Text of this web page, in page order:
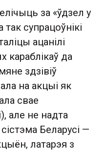
за «ўдзел у
так супрацоўнікі
ацанілі
караблікаў да
здзівіў
на акцыі як
свае
але не надта
Беларусі —
латарэя з